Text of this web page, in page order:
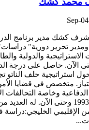
أشرف كشك مدير برنامج
ومدير تحرير دورية"
الاستراتيجية والدولية
وحتى الآن. حاصل على درجة
استراتيجية حلف الناتو
متخصص في قضايا
الدفاعية وخاصة التحالفات
منذ عام 1993 وحتى الآن. له
الإقليمي الخليجي:دراسة